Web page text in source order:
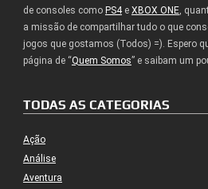
de consoles como PS4e XBOX ONE,
a missão de compartilhar tudo o que
jogos que gostamos (Todos) =). Espero
página de “Quem Somos” e saibam um
TODAS AS CATEGORIAS
Ação
Análise
Aventura